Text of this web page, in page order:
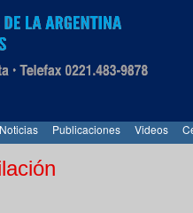
Noticias Publicaciones Videos